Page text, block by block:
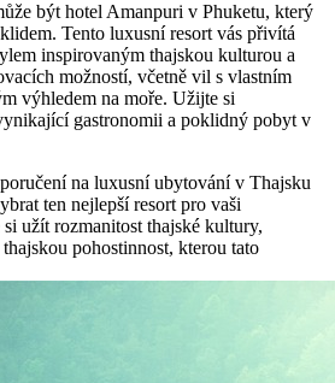
být hotel Amanpuri v Phuketu, který
Tento luxusní resort vás přivítá
inspirovaným thajskou kulturou a
možností, včetně vil s vlastním
výhledem na moře. Užijte si
gastronomii a poklidný pobyt v
na luxusní ubytování v Thajsku
ten nejlepší resort pro vaši
užít rozmanitost thajské kultury,
pohostinnost, kterou tato